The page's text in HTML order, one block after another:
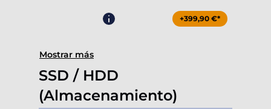
+399,90 €*
Mostrar más
SSD / HDD
(Almacenamiento)